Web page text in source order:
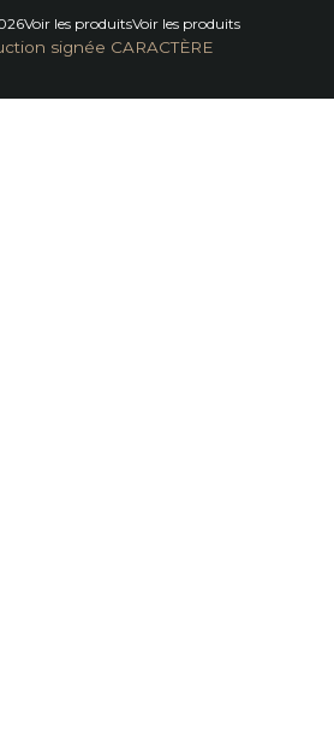
Voir les produitsVoir les produits
signée CARACTÈRE